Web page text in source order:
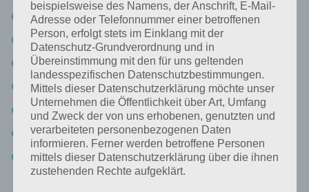
Angelica Button (Premium)
Zauber-Martin
Zauberin-Lisa
Zauberkünstler Milhouse
Zauberer-Bart
Zauber Einhorn (Akt 1 Belohnung)
Graunschnauz (Akt 2 Belohnung)
beispielsweise des Namens, der Anschrift, E-Mail-
Adresse oder Telefonnummer einer betroffenen
Person, erfolgt stets im Einklang mit der
Datenschutz-Grundverordnung und in
Übereinstimmung mit den für uns geltenden
landesspezifischen Datenschutzbestimmungen.
Mittels dieser Datenschutzerklärung möchte unser
Unternehmen die Öffentlichkeit über Art, Umfang
und Zweck der von uns erhobenen, genutzten und
verarbeiteten personenbezogenen Daten
informieren. Ferner werden betroffene Personen
mittels dieser Datenschutzerklärung über die ihnen
zustehenden Rechte aufgeklärt.